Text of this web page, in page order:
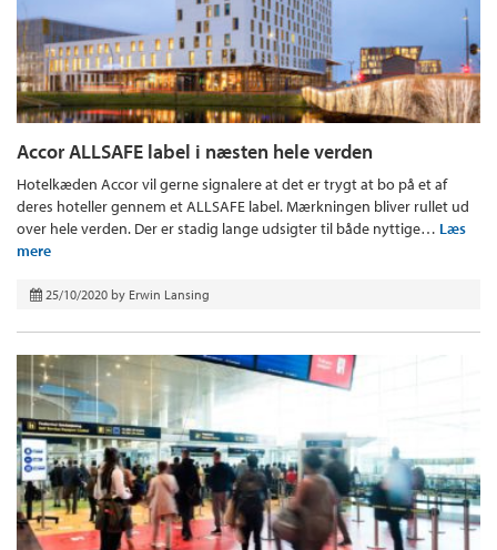
Accor ALLSAFE label i næsten hele verden
Hotelkæden Accor vil gerne signalere at det er trygt at bo på et af
deres hoteller gennem et ALLSAFE label. Mærkningen bliver rullet ud
over hele verden. Der er stadig lange udsigter til både nyttige… Læs
mere
25/10/2020 by Erwin Lansing